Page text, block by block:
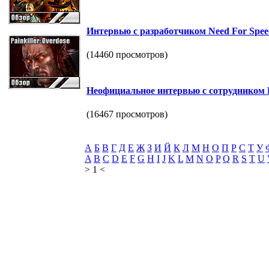
Интервью c разработчиком Need For
(14460 просмотров)
Неофициальное интервью с сотрудником
(16467 просмотров)
А Б В Г Д Е Ж З И Й К Л М Н О П Р С Т У
A B C D E F G H I J K L M N O P Q R S T U
> 1 <